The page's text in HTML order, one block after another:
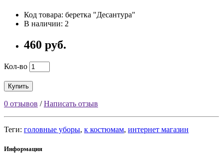
Код товара: беретка "Десантура"
В наличии: 2
460 руб.
Кол-во
Купить
0 отзывов /Написать отзыв
Теги: головные уборы, к костюмам, интернет магазин
Информация